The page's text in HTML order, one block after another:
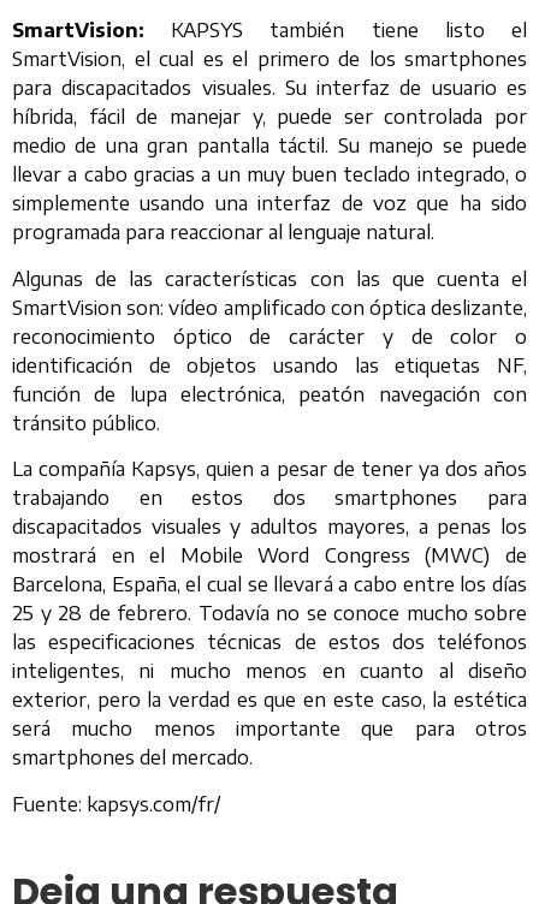
SmartVision: KAPSYS también tiene listo el
SmartVision, el cual es el primero de los smartphones
para discapacitados visuales. Su interfaz de usuario es
híbrida, fácil de manejar y, puede ser controlada por
medio de una gran pantalla táctil. Su manejo se puede
llevar a cabo gracias a un muy buen teclado integrado, o
simplemente usando una interfaz de voz que ha sido
programada para reaccionar al lenguaje natural.
Algunas de las características con las que cuenta el
SmartVision son: vídeo amplificado con óptica deslizante,
reconocimiento óptico de carácter y de color o
identificación de objetos usando las etiquetas NF,
función de lupa electrónica, peatón navegación con
tránsito público.
La compañía Kapsys, quien a pesar de tener ya dos años
trabajando en estos dos smartphones para
discapacitados visuales y adultos mayores, a penas los
mostrará en el Mobile Word Congress (MWC) de
Barcelona, España, el cual se llevará a cabo entre los días
25 y 28 de febrero. Todavía no se conoce mucho sobre
las especificaciones técnicas de estos dos teléfonos
inteligentes, ni mucho menos en cuanto al diseño
exterior, pero la verdad es que en este caso, la estética
será mucho menos importante que para otros
smartphones del mercado.
Fuente: kapsys.com/fr/
Deja una respuesta